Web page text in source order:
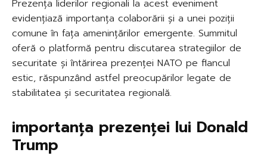
Prezența liderilor regionali la acest eveniment
evidențiază importanța colaborării și a unei poziții
comune în fața amenințărilor emergente. Summitul
oferă o platformă pentru discutarea strategiilor de
securitate și întărirea prezenței NATO pe flancul
estic, răspunzând astfel preocupărilor legate de
stabilitatea și securitatea regională.
importanța prezenței lui Donald
Trump